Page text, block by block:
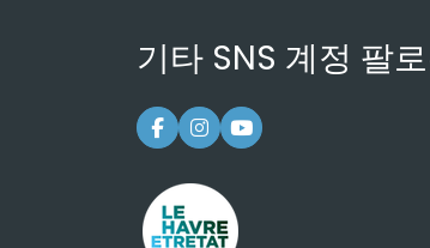
기타 SNS 계정 팔